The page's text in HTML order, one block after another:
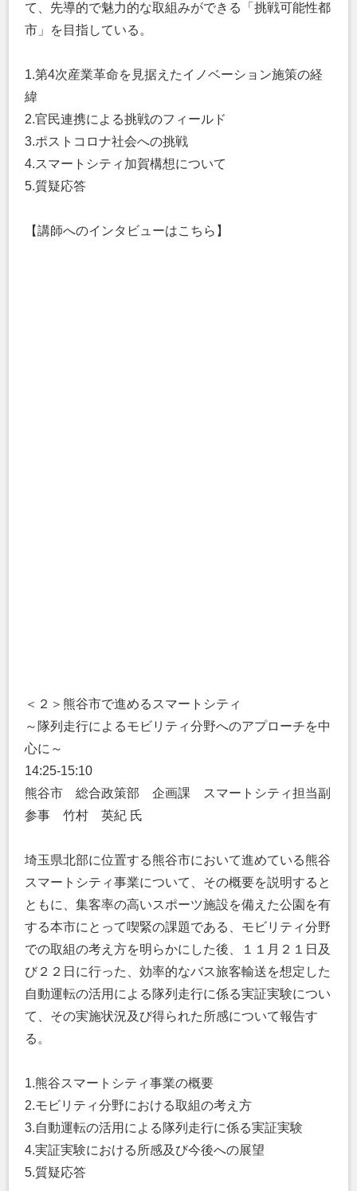
て、先導的で魅力的な取組みができる「挑戦可能性都
市」を目指している。
1.第4次産業⾰命を⾒据えたイノベーション施策の経
緯
2.官⺠連携による挑戦のフィールド
3.ポストコロナ社会への挑戦
4.スマートシティ加賀構想について
5.質疑応答
【講師へのインタビューはこちら】
＜２＞熊谷市で進めるスマートシティ
～隊列走行によるモビリティ分野へのアプローチを中
心に～
14:25-15:10
熊谷市 総合政策部 企画課 スマートシティ担当副
参事 竹村 英紀 氏
埼玉県北部に位置する熊谷市において進めている熊谷
スマートシティ事業について、その概要を説明すると
ともに、集客率の高いスポーツ施設を備えた公園を有
する本市にとって喫緊の課題である、モビリティ分野
での取組の考え方を明らかにした後、１１月２１日及
び２２日に行った、効率的なバス旅客輸送を想定した
自動運転の活用による隊列走行に係る実証実験につい
て、その実施状況及び得られた所感について報告す
る。
1.熊谷スマートシティ事業の概要
2.モビリティ分野における取組の考え方
3.自動運転の活用による隊列走行に係る実証実験
4.実証実験における所感及び今後への展望
5.質疑応答